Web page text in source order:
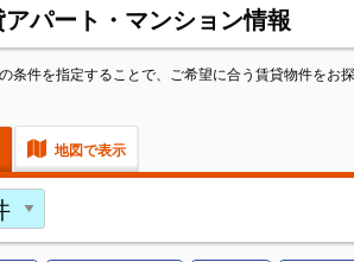
パート・マンション情報
件を指定することで、ご希望に合う賃貸物件をお
地図で表示